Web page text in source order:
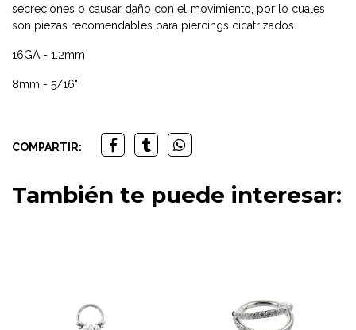
secreciones o causar daño con el movimiento, por lo cuales
son piezas recomendables para piercings cicatrizados.
16GA - 1.2mm
8mm - 5/16"
COMPARTIR:
También te puede interesar: